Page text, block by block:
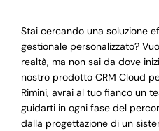
Stai cercando una soluzione
gestionale personalizzato?
realtà, ma non sai da dove
nostro prodotto CRM Cloud
Rimini, avrai al tuo fianco un
guidarti in ogni fase del
dalla progettazione di un